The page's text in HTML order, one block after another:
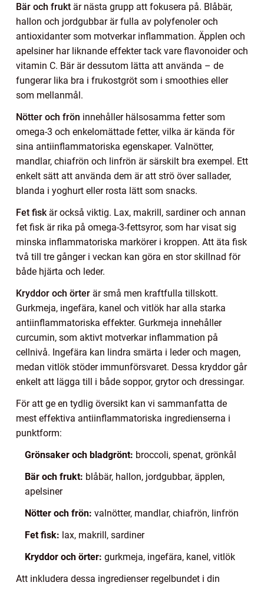
Bär och frukt är nästa grupp att fokusera på. Blåbär,
hallon och jordgubbar är fulla av polyfenoler och
antioxidanter som motverkar inflammation. Äpplen och
apelsiner har liknande effekter tack vare flavonoider och
vitamin C. Bär är dessutom lätta att använda – de
fungerar lika bra i frukostgröt som i smoothies eller
som mellanmål.
Nötter och frön innehåller hälsosamma fetter som
omega-3 och enkelomättade fetter, vilka är kända för
sina antiinflammatoriska egenskaper. Valnötter,
mandlar, chiafrön och linfrön är särskilt bra exempel. Ett
enkelt sätt att använda dem är att strö över sallader,
blanda i yoghurt eller rosta lätt som snacks.
Fet fisk är också viktig. Lax, makrill, sardiner och annan
fet fisk är rika på omega-3-fettsyror, som har visat sig
minska inflammatoriska markörer i kroppen. Att äta fisk
två till tre gånger i veckan kan göra en stor skillnad för
både hjärta och leder.
Kryddor och örter är små men kraftfulla tillskott.
Gurkmeja, ingefära, kanel och vitlök har alla starka
antiinflammatoriska effekter. Gurkmeja innehåller
curcumin, som aktivt motverkar inflammation på
cellnivå. Ingefära kan lindra smärta i leder och magen,
medan vitlök stöder immunförsvaret. Dessa kryddor går
enkelt att lägga till i både soppor, grytor och dressingar.
För att ge en tydlig översikt kan vi sammanfatta de
mest effektiva antiinflammatoriska ingredienserna i
punktform:
Grönsaker och bladgrönt: broccoli, spenat, grönkål
Bär och frukt: blåbär, hallon, jordgubbar, äpplen,
apelsiner
Nötter och frön: valnötter, mandlar, chiafrön, linfrön
Fet fisk: lax, makrill, sardiner
Kryddor och örter: gurkmeja, ingefära, kanel, vitlök
Att inkludera dessa ingredienser regelbundet i din